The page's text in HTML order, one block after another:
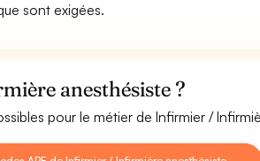
sont exigées.
anesthésiste ?
pour le métier de Infirmier /